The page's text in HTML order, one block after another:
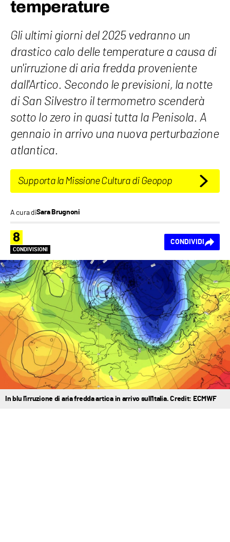
temperature
Gli ultimi giorni del 2025 vedranno un
drastico calo delle temperature a causa di
un'irruzione di aria fredda proveniente
dall'Artico. Secondo le previsioni, la notte
di San Silvestro il termometro scenderà
sotto lo zero in quasi tutta la Penisola. A
gennaio in arrivo una nuova perturbazione
atlantica.
Supporta la Missione Cultura di Geopop
A cura diSara Brugnoni
8
CONDIVISIONI
CONDIVIDI
In blu l'irruzione di aria fredda artica in arrivo sull'Italia. Credit: ECMWF